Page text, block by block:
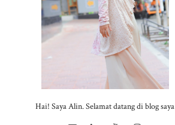
Hai! Saya Alin. Selamat datang di blog saya